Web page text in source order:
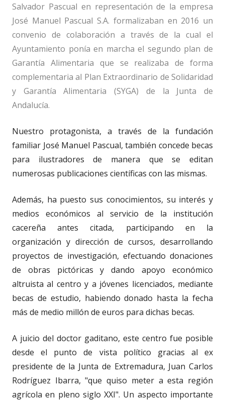
Salvador Pascual en representación de la empresa
José Manuel Pascual S.A. formalizaban en 2016 un
convenio de colaboración a través de la cual el
Ayuntamiento ponía en marcha el segundo plan de
Garantía Alimentaria que se realizaba de forma
complementaria al Plan Extraordinario de Solidaridad
y Garantía Alimentaria (SYGA) de la Junta de
Andalucía.
Nuestro protagonista, a través de la fundación
familiar José Manuel Pascual, también concede becas
para ilustradores de manera que se editan
numerosas publicaciones científicas con las mismas.
Además, ha puesto sus conocimientos, su interés y
medios económicos al servicio de la institución
cacereña antes citada, participando en la
organización y dirección de cursos, desarrollando
proyectos de investigación, efectuando donaciones
de obras pictóricas y dando apoyo económico
altruista al centro y a jóvenes licenciados, mediante
becas de estudio, habiendo donado hasta la fecha
más de medio millón de euros para dichas becas.
A juicio del doctor gaditano, este centro fue posible
desde el punto de vista político gracias al ex
presidente de la Junta de Extremadura, Juan Carlos
Rodríguez Ibarra, "que quiso meter a esta región
agrícola en pleno siglo XXI". Un aspecto importante